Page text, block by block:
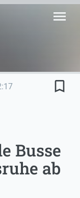
menu
bookmark_border
Busse
ab